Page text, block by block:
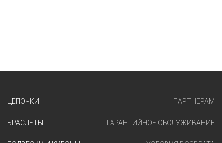
ЦЕПОЧКИ
БРАСЛЕТЫ
ПАРТНЕРАМ
ГАРАНТИЙНОЕ ОБСЛУЖИВАНИЕ